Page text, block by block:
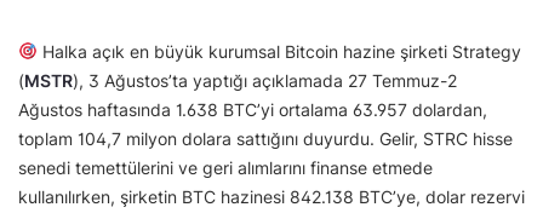
Halka açık en büyük kurumsal Bitcoin hazine şirketi Strategy
(MSTR), 3 Ağustos’ta yaptığı açıklamada 27 Temmuz-2
Ağustos haftasında 1.638 BTC’yi ortalama 63.957 dolardan,
toplam 104,7 milyon dolara sattığını duyurdu. Gelir, STRC hisse
senedi temettülerini ve geri alımlarını finanse etmede
kullanılırken, şirketin BTC hazinesi 842.138 BTC’ye, dolar rezervi